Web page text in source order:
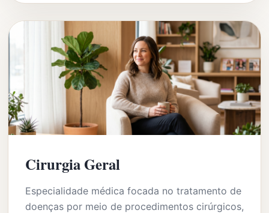
Cirurgia Geral
Especialidade médica focada no tratamento de
doenças por meio de procedimentos cirúrgicos,